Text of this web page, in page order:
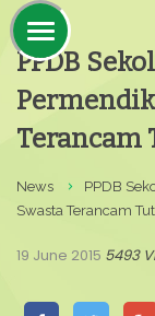
PPDB
Terancam
News
PPDB
Swasta Terancam
19 June 2015 5493